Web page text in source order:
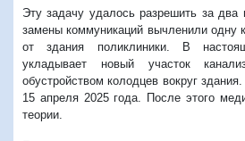
Эту задачу удалось разрешить за два
замены коммуникаций вычленили одну
от здания поликлиники. В
укладывает новый участок
обустройством колодцев вокруг
15 апреля 2025 года. После этого
теории.